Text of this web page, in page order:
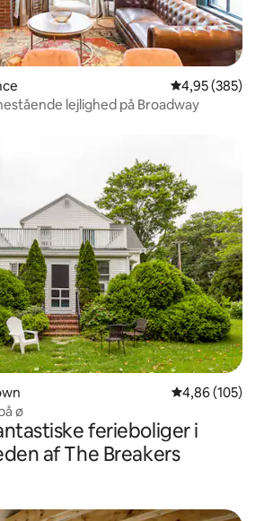
4,95 ud af 5 i
4,95 (385)
lejlighed på Broadway
4,86 ud af 5 i
4,86 (105)
ø
ferieboliger i
af The Breakers